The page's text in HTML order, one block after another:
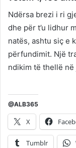
Ndërsa brezi i ri
dhe për t’u lidhur
natës, ashtu siç e
përfundimit. Një
ndikim të thellë
@ALB365
X
Tumblr